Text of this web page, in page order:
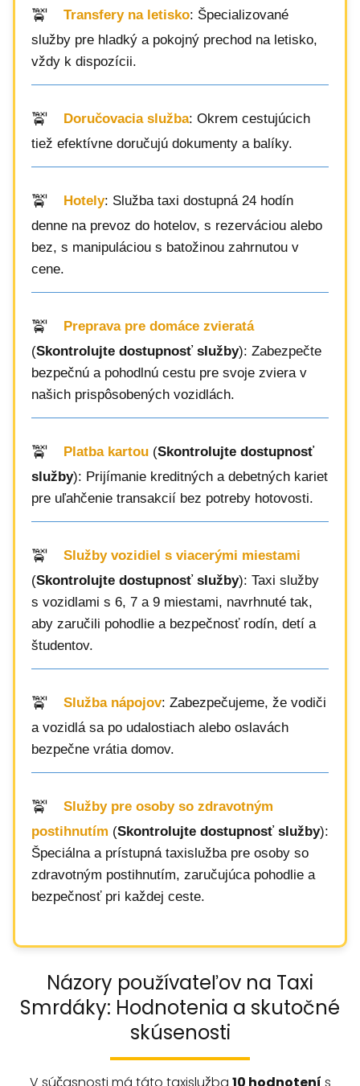
Transfery na letisko: Špecializované
služby pre hladký a pokojný prechod na letisko,
vždy k dispozícii.
Doručovacia služba: Okrem cestujúcich
tiež efektívne doručujú dokumenty a balíky.
Hotely: Služba taxi dostupná 24 hodín
denne na prevoz do hotelov, s rezerváciou alebo
bez, s manipuláciou s batožinou zahrnutou v
cene.
Preprava pre domáce zvieratá
(Skontrolujte dostupnosť služby): Zabezpečte
bezpečnú a pohodlnú cestu pre svoje zviera v
našich prispôsobených vozidlách.
Platba kartou (Skontrolujte dostupnosť
služby): Prijímanie kreditných a debetných kariet
pre uľahčenie transakcií bez potreby hotovosti.
Služby vozidiel s viacerými miestami
(Skontrolujte dostupnosť služby): Taxi služby
s vozidlami s 6, 7 a 9 miestami, navrhnuté tak,
aby zaručili pohodlie a bezpečnosť rodín, detí a
študentov.
Služba nápojov: Zabezpečujeme, že vodiči
a vozidlá sa po udalostiach alebo oslavách
bezpečne vrátia domov.
Služby pre osoby so zdravotným
postihnutím (Skontrolujte dostupnosť služby):
Špeciálna a prístupná taxislužba pre osoby so
zdravotným postihnutím, zaručujúca pohodlie a
bezpečnosť pri každej ceste.
Názory používateľov na Taxi
Smrdáky: Hodnotenia a skutočné
skúsenosti